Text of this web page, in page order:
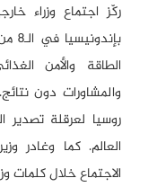
ركّز اجتماع وزراء
الطاقة والأمن
والمشاورات دون
روسيا لعرقلة تصدير
العالم. كما وغادر
الاجتماع خلال كلمات